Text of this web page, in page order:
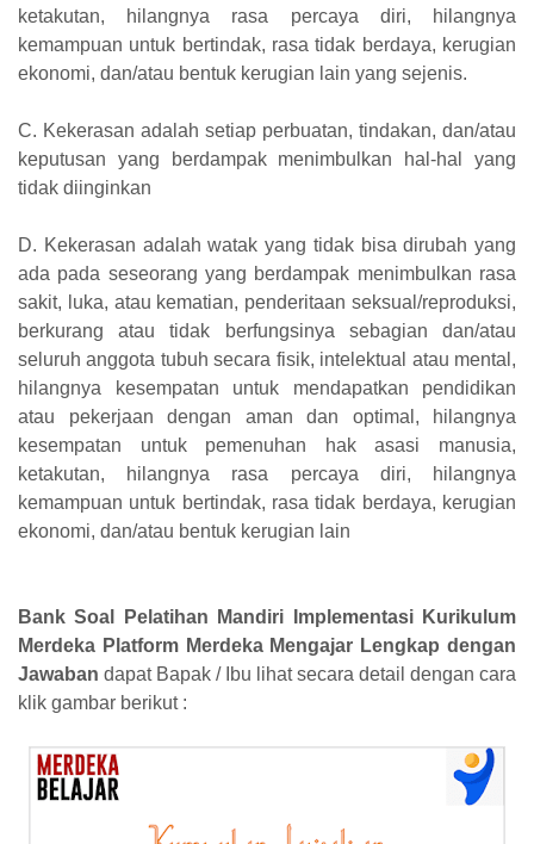
ketakutan, hilangnya rasa percaya diri, hilangnya
kemampuan untuk bertindak, rasa tidak berdaya, kerugian
ekonomi, dan/atau bentuk kerugian lain yang sejenis.
C. Kekerasan adalah setiap perbuatan, tindakan, dan/atau
keputusan yang berdampak menimbulkan hal-hal yang
tidak diinginkan
D. Kekerasan adalah watak yang tidak bisa dirubah yang
ada pada seseorang yang berdampak menimbulkan rasa
sakit, luka, atau kematian, penderitaan seksual/reproduksi,
berkurang atau tidak berfungsinya sebagian dan/atau
seluruh anggota tubuh secara fisik, intelektual atau mental,
hilangnya kesempatan untuk mendapatkan pendidikan
atau pekerjaan dengan aman dan optimal, hilangnya
kesempatan untuk pemenuhan hak asasi manusia,
ketakutan, hilangnya rasa percaya diri, hilangnya
kemampuan untuk bertindak, rasa tidak berdaya, kerugian
ekonomi, dan/atau bentuk kerugian lain
Bank Soal Pelatihan Mandiri Implementasi Kurikulum
Merdeka Platform Merdeka Mengajar Lengkap dengan
Jawaban dapat Bapak / Ibu lihat secara detail dengan cara
klik gambar berikut :